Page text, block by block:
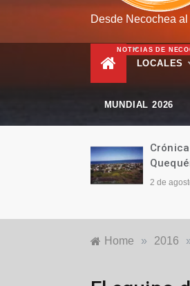
Desde Necochea
LOCALES
NOTICIAS DE
MUNDIAL 2026
¡Y ES
FÁCIL!
Home » 2016
Locales